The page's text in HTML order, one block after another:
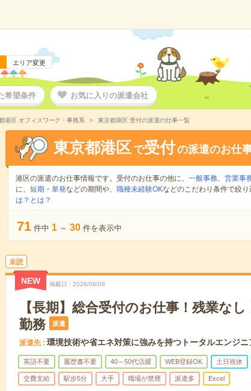
エリア変更
希望条件 お気に入りの派遣会社
港区 オフィスワーク・事務系 東京都港区 受付の派遣の仕事一覧
東京都港区 で受付の派遣のお仕
港区の派遣のお仕事情報です。受付のお仕事の他に、 一般事務、 営業事
に、 短期 ・ 単発などの期間や、 職種未経験OKなどのこだわり条件で絞り
は？とは？
71 件中 1 ～ 30 件を表示中
未読
NEW 掲載日 2026/08/08
【長期】総合受付のお仕事！残業な
勤務
派遣
派遣先 環境技術や省エネ対策に強みを持つトータルエンジニ
英語不要 履歴書不要 40～50代活躍 WEB登録OK 土日祝休
交費支給 駅歩5分 大手 職場が禁煙 派遣多 Excel